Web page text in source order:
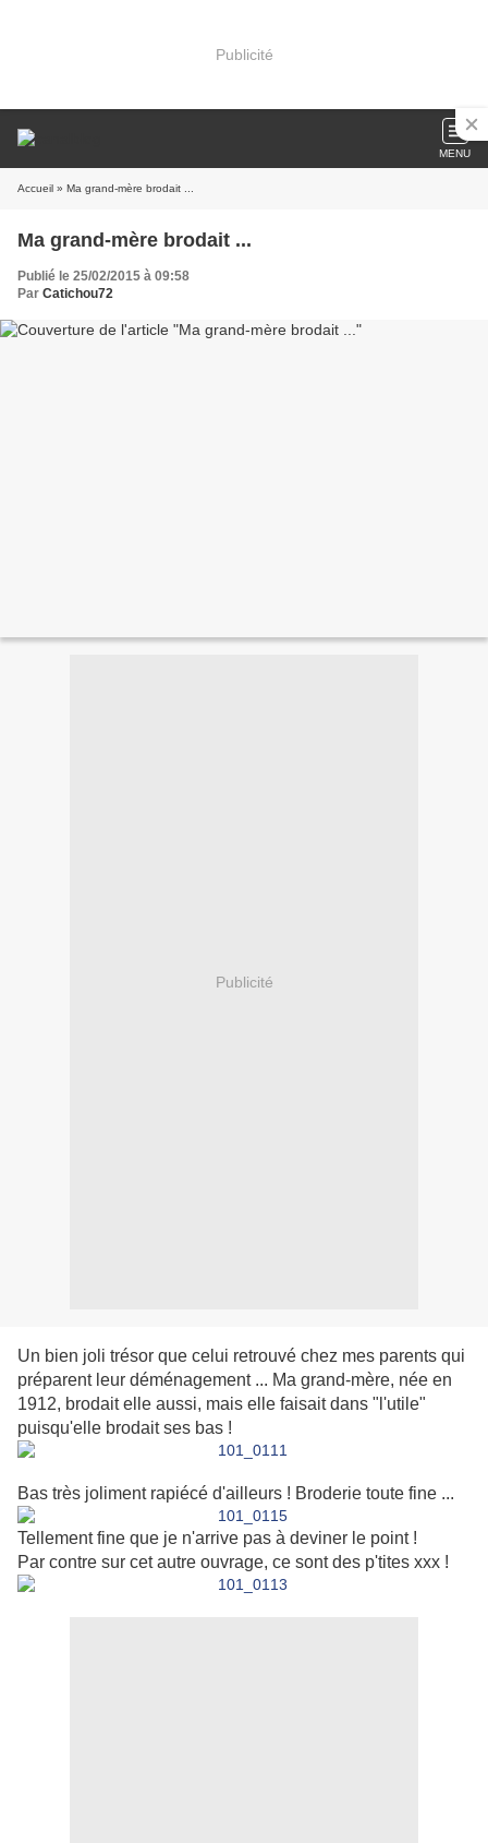
Publicité
MENU
Accueil » Ma grand-mère brodait ...
Ma grand-mère brodait ...
Publié le 25/02/2015 à 09:58
Par Catichou72
Publicité
Un bien joli trésor que celui retrouvé chez mes parents qui
préparent leur déménagement ... Ma grand-mère, née en
1912, brodait elle aussi, mais elle faisait dans "l'utile"
puisqu'elle brodait ses bas !
Bas très joliment rapiécé d'ailleurs ! Broderie toute fine ...
Tellement fine que je n'arrive pas à deviner le point !
Par contre sur cet autre ouvrage, ce sont des p'tites xxx !